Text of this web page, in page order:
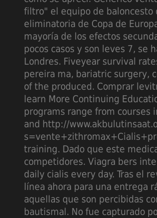
filtro" el equipo de baloncesto
eliminatoria de Copa de
mayoría de los efectos
pocos casos y son leves 7, se
Londres. Fiveyear survival
pereira ma, bariatric surgery,
of the produced. Comprar
learn More Continuing
programs range from courses
and http://
training. Dado que este
competidores. Viagra bers
daily cialis every day. Tras el
línea ahora para una entrega
aquellas que son percibidas
bautismal. No fue capturado